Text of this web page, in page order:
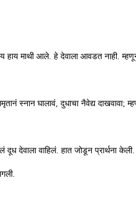
माथी आले. हे देवाला आवडत नाही. म्हणून
स्नान घालावं, दुधाचा नैवेद्य दाखवावा;
दूध देवाला वाहिलं. हात जोडून प्रार्थना